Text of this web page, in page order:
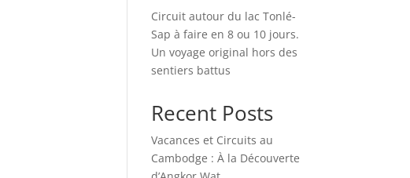
Circuit autour du lac Tonlé-
Sap à faire en 8 ou 10 jours.
Un voyage original hors des
sentiers battus
Recent Posts
Vacances et Circuits au
Cambodge : À la Découverte